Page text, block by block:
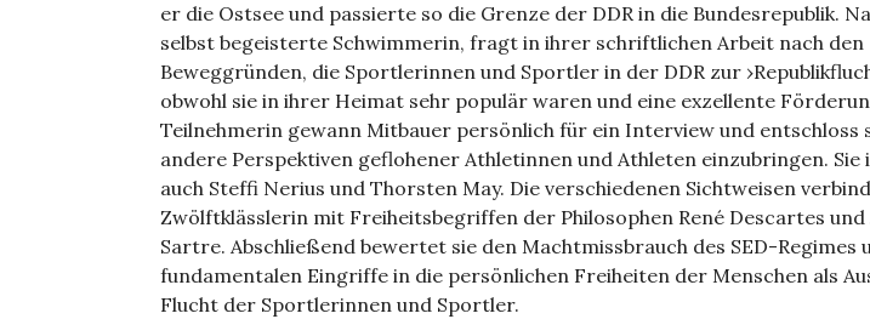
er die Ostsee und passierte so die Grenze der DDR in die Bundesrepublik.
selbst begeisterte Schwimmerin, fragt in ihrer schriftlichen Arbeit nach den
Beweggründen, die Sportlerinnen und Sportler in der DDR zur
obwohl sie in ihrer Heimat sehr populär waren und eine exzellente
Teilnehmerin gewann Mitbauer persönlich für ein Interview und entschloss
andere Perspektiven geflohener Athletinnen und Athleten einzubringen.
auch Steffi Nerius und Thorsten May. Die verschiedenen Sichtweisen
Zwölftklässlerin mit Freiheitsbegriffen der Philosophen René Descartes und
Sartre. Abschließend bewertet sie den Machtmissbrauch des SED-Regimes
fundamentalen Eingriffe in die persönlichen Freiheiten der Menschen als
Flucht der Sportlerinnen und Sportler.